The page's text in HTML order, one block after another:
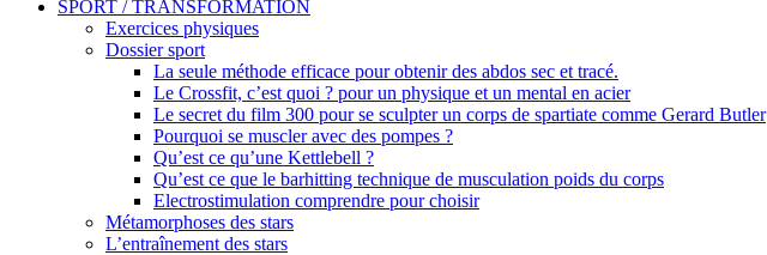
SPORT / TRANSFORMATION
Exercices physiques
Dossier sport
La seule méthode efficace pour obtenir des abdos sec et tracé.
Le Crossfit, c’est quoi ? pour un physique et un mental en acier
Le secret du film 300 pour se sculpter un corps de spartiate comme Gerard Butler
Pourquoi se muscler avec des pompes ?
Qu’est ce qu’une Kettlebell ?
Qu’est ce que le barhitting technique de musculation poids du corps
Electrostimulation comprendre pour choisir
Métamorphoses des stars
L’entraînement des stars